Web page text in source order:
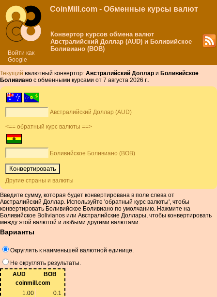
Войти как
Google
CoinMill.com - Обменные курсы валют
Конвертор курсов обмена валют
Австралийский Доллар (AUD) и Боливийское
Боливиано (BOB)
Текущий валютный конвертор: Австралийский Доллар и Боливийское
Боливиано с обменными курсами от 7 августа 2026 г..
Австралийский Доллар (AUD)
<== обратный курс валюты ==>
Боливийское Боливиано (BOB)
Другие страны и валюты
Введите сумму, которая будет конвертирована в поле слева от
Австралийский Доллар. Используйте 'обратный курс валюты', чтобы
конвертировать Боливийское Боливиано по умолчанию. Нажмите на
Боливийское Bolivianos или Австралийские Доллары, чтобы конвертировать
между этой валютой и любыми другими валютами.
Варианты
Округлять к наименьшей валютной единице.
Не округлять результаты.
AUD
BOB
coinmill.com
1.00
0.1